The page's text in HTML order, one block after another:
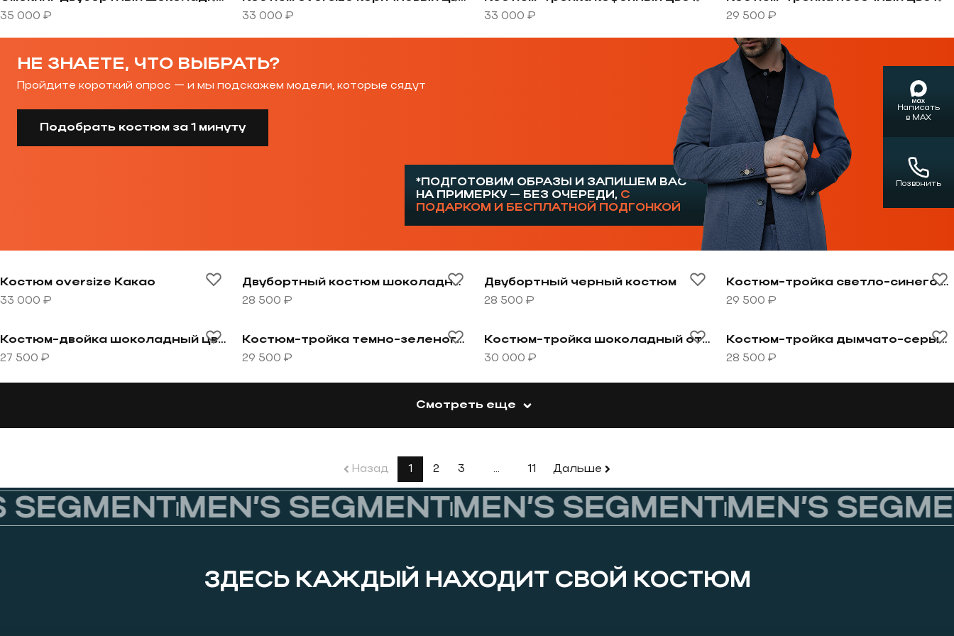
35 000 ₽
33 000 ₽
33 000 ₽
29 500 ₽
НЕ ЗНАЕТЕ, ЧТО ВЫБРАТЬ?
Пройдите короткий опрос — и мы подскажем модели, которые сядут
Подобрать костюм за 1 минуту
*ПОДГОТОВИМ ОБРАЗЫ И ЗАПИШЕМ ВАС
НА ПРИМЕРКУ — БЕЗ ОЧЕРЕДИ, С
ПОДАРКОМ И БЕСПЛАТНОЙ ПОДГОНКОЙ
Перейти к товару Костюм oversize Какао
Костюм oversize Какао
33 000 ₽
Перейти к товару Двубортный костюм шоколадный цвет
Двубортный костюм шоколадный цвет
28 500 ₽
Перейти к товару Двубортный черный костюм
Двубортный черный костюм
28 500 ₽
Перейти к товару Костюм-тройка
Костюм-тройка светло-синего цвета
29 500 ₽
Перейти к товару Костюм-двойка шоколадный цвет
Костюм-двойка шоколадный цвет
27 500 ₽
Перейти к товару Костюм-тройка темно-зеленого цвета
Костюм-тройка темно-зеленого цвета
29 500 ₽
Перейти к товару Костюм-тройка шоколадный оттенок
Костюм-тройка шоколадный оттенок
30 000 ₽
Перейти к товару Костюм-тройка
Костюм-тройка дымчато-серый цвет
28 500 ₽
Смотреть еще
Назад 1 2 3 … 11 Дальше
MEN’S SEGMENTMEN’S SEGMENTMEN’S SEGMENT
ЗДЕСЬ КАЖДЫЙ НАХОДИТ СВОЙ КОСТЮМ
Написать
в MAX
Позвонить